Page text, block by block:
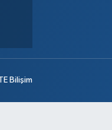
Bilişim